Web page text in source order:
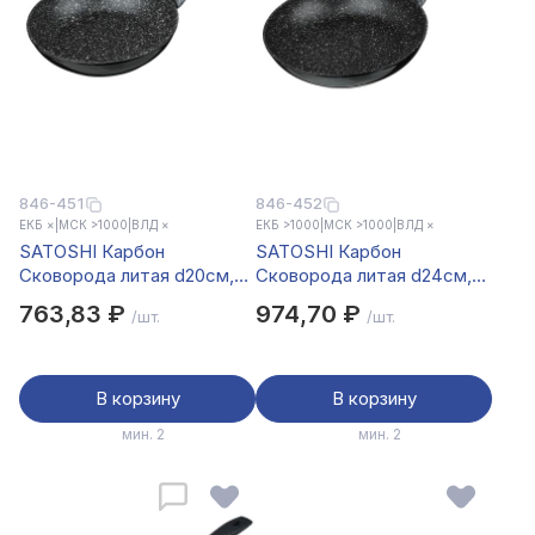
846-451
ЕКБ × МСК >1000 ВЛД ×
SATOSHI Карбон
Сковорода литая d20см,
Мрамор, индукция
763,83 ₽ /шт.
В корзину
мин. 2
846-452
ЕКБ >1000 МСК >1000 ВЛД ×
SATOSHI Карбон
Сковорода литая d24см,
Мрамор, индукция
974,70 ₽ /шт.
В корзину
мин. 2